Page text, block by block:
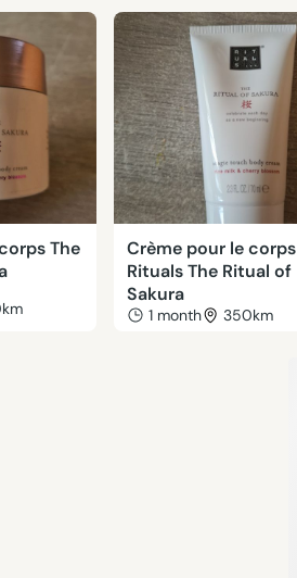
The
Crème pour le corps
Rituals The Ritual of
Sakura
1 month 350km